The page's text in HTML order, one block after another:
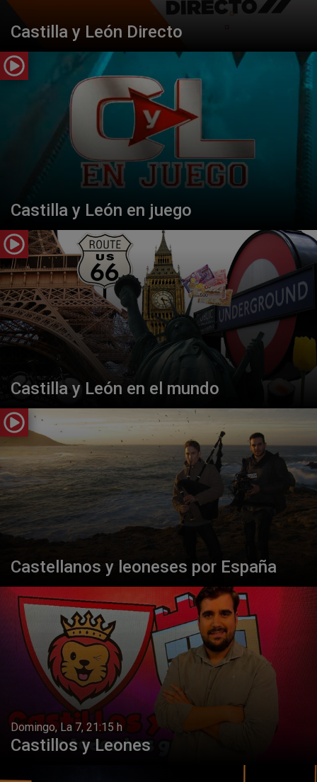
Castilla y León Directo
Castilla y León en juego
Castilla y León en el mundo
Castellanos y leoneses por España
Domingo, La 7, 21:15 h
Castillos y Leones